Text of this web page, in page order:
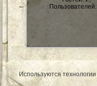
Пользователей:
Используются технологии